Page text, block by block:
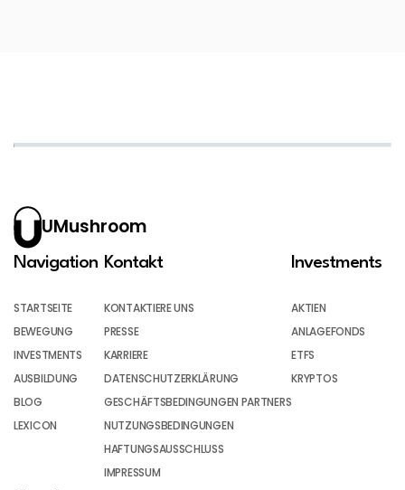
UMushroom
Navigation
STARTSEITE
BEWEGUNG
INVESTMENTS
AUSBILDUNG
BLOG
LEXICON
Kontakt
KONTAKTIERE UNS
PRESSE
KARRIERE
DATENSCHUTZERKLÄRUNG
GESCHÄFTSBEDINGUNGEN PARTNERS
NUTZUNGSBEDINGUNGEN
HAFTUNGSAUSSCHLUSS
IMPRESSUM
Investments
AKTIEN
ANLAGEFONDS
ETFS
KRYPTOS